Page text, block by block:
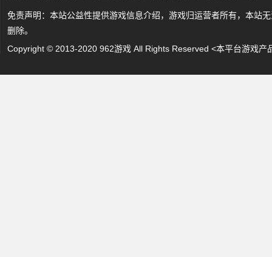
免责声明：本站公益性提供游戏信息介绍，游戏归运营者所有，本站
删除。
Copyright © 2013-2020 962游戏 All Rights Reserved <本平台游戏